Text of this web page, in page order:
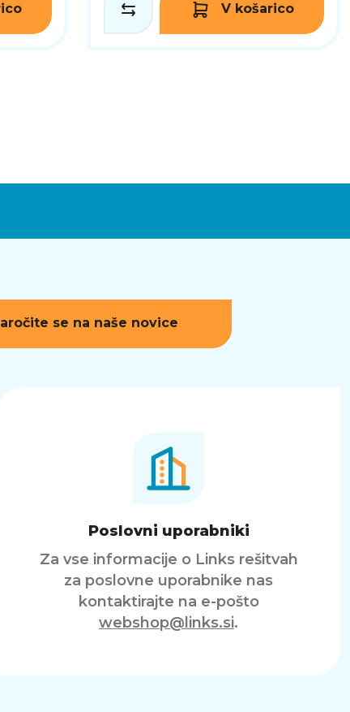
V košarico
se na naše novice
Poslovni uporabniki
Za vse informacije o Links rešitvah
za poslovne uporabnike nas
kontaktirajte na e-pošto
webshop@links.si.